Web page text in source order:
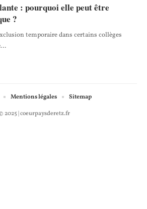
: pourquoi elle peut être
?
temporaire dans certains collèges
…
2025 | coeurpaysderetz.fr
Mentions légales Sitemap